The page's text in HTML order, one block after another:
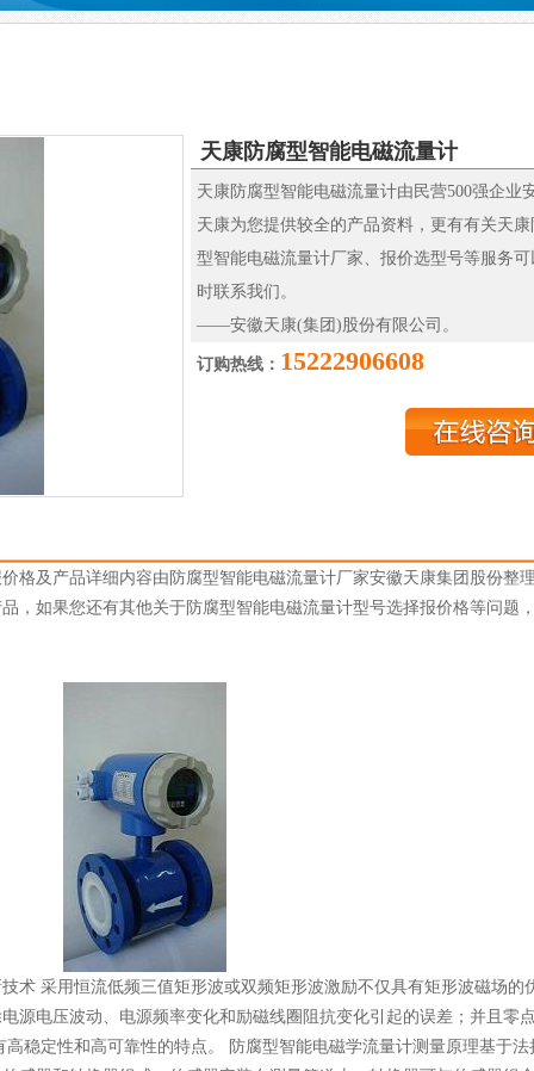
天康防腐型智能电磁流量计
天康防腐型智能电磁流量计由民营500强企业
天康为您提供较全的产品资料，更有有关天康
型智能电磁流量计厂家、报价选型号等服务可
时联系我们。
——安徽天康(集团)股份有限公司。
订购热线： 15222906608
格及产品详细内容由防腐型智能电磁流量计厂家安徽天康集团股份整
，如果您还有其他关于防腐型智能电磁流量计型号选择报价格等问题
术 采用恒流低频三值矩形波或双频矩形波激励不仅具有矩形波磁场的
源电压波动、电源频率变化和励磁线圈阻抗变化引起的误差；并且零
稳定性和高可靠性的特点。 防腐型智能电磁学流量计测量原理基于法